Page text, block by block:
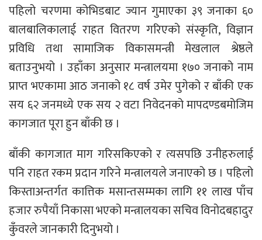
पहिलो चरणमा कोभिडबाट ज्यान गुमाएका ३९ जनाका ६०
बालबालिकालाई राहत वितरण गरिएको संस्कृति, विज्ञान
प्रविधि तथा सामाजिक विकासमन्त्री मेखलाल श्रेष्ठले
बताउनुभयो । उहाँका अनुसार मन्त्रालयमा १७० जनाको नाम
प्राप्त भएकामा आठ जनाको १८ वर्ष उमेर पुगेको र बाँकी एक
सय ६२ जनमध्ये एक सय २ वटा निवेदनको मापदण्डबमोजिम
कागजात पूरा हुन बाँकी छ ।
बाँकी कागजात माग गरिसकिएको र त्यसपछि उनीहरुलाई
पनि राहत रकम प्रदान गरिने मन्त्रालयले जनाएको छ । पहिलो
किस्ताअन्तर्गत कात्तिक मसान्तसम्मका लागि ११ लाख पाँच
हजार रुपैयाँ निकासा भएको मन्त्रालयका सचिव विनोदबहादुर
कुँवरले जानकारी दिनुभयो ।